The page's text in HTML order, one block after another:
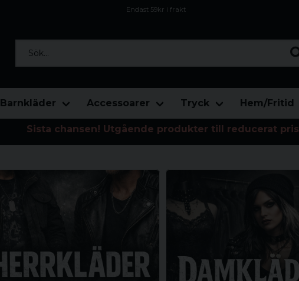
Endast 59kr i frakt
Barnkläder Accessoarer Tryck Hem/Fritid
Sista chansen! Utgående produkter till reducerat pris